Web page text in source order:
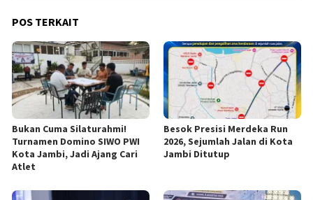
POS TERKAIT
Bukan Cuma Silaturahmi!
Turnamen Domino SIWO PWI
Kota Jambi, Jadi Ajang Cari
Atlet
Besok Presisi Merdeka Run
2026, Sejumlah Jalan di Kota
Jambi Ditutup